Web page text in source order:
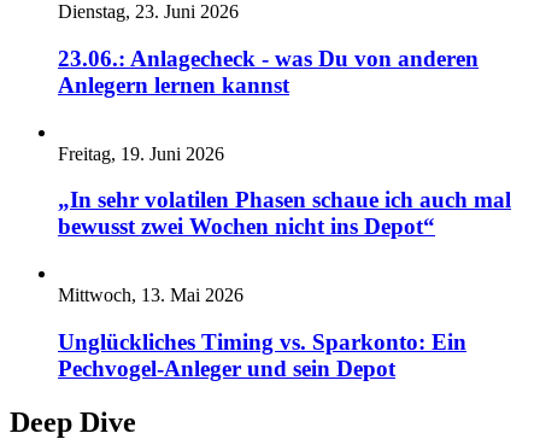
Dienstag, 23. Juni 2026
23.06.: Anlagecheck - was Du von anderen
Anlegern lernen kannst
Freitag, 19. Juni 2026
„In sehr volatilen Phasen schaue ich auch mal
bewusst zwei Wochen nicht ins Depot“
Mittwoch, 13. Mai 2026
Unglückliches Timing vs. Sparkonto: Ein
Pechvogel-Anleger und sein Depot
Deep Dive